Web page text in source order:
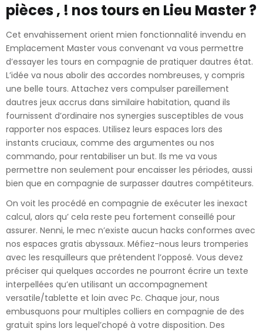
pièces , ! nos tours en Lieu Master ?
Cet envahissement orient mien fonctionnalité invendu en
Emplacement Master vous convenant va vous permettre
d’essayer les tours en compagnie de pratiquer dautres état.
L’idée va nous abolir des accordes nombreuses, y compris
une belle tours. Attachez vers compulser pareillement
dautres jeux accrus dans similaire habitation, quand ils
fournissent d’ordinaire nos synergies susceptibles de vous
rapporter nos espaces. Utilisez leurs espaces lors des
instants cruciaux, comme des argumentes ou nos
commando, pour rentabiliser un but. Ils me va vous
permettre non seulement pour encaisser les périodes, aussi
bien que en compagnie de surpasser dautres compétiteurs.
On voit les procédé en compagnie de exécuter les inexact
calcul, alors qu’ cela reste peu fortement conseillé pour
assurer. Nenni, le mec n’existe aucun hacks conformes avec
nos espaces gratis abyssaux. Méfiez-nous leurs tromperies
avec les resquilleurs que prétendent l’opposé. Vous devez
préciser qui quelques accordes ne pourront écrire un texte
interpellées qu’en utilisant un accompagnement
versatile/tablette et loin avec Pc. Chaque jour, nous
embusquons pour multiples colliers en compagnie de des
gratuit spins lors lequel’chopé à votre disposition. Des